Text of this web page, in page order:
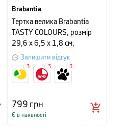
Brabantia
Тертка велика Brabantia
TASTY COLOURS, розмір
29,6 x 6,5 x 1,8 см,
теракотовий
Залишити відгук
799грн
Є в наявності
3 3 3